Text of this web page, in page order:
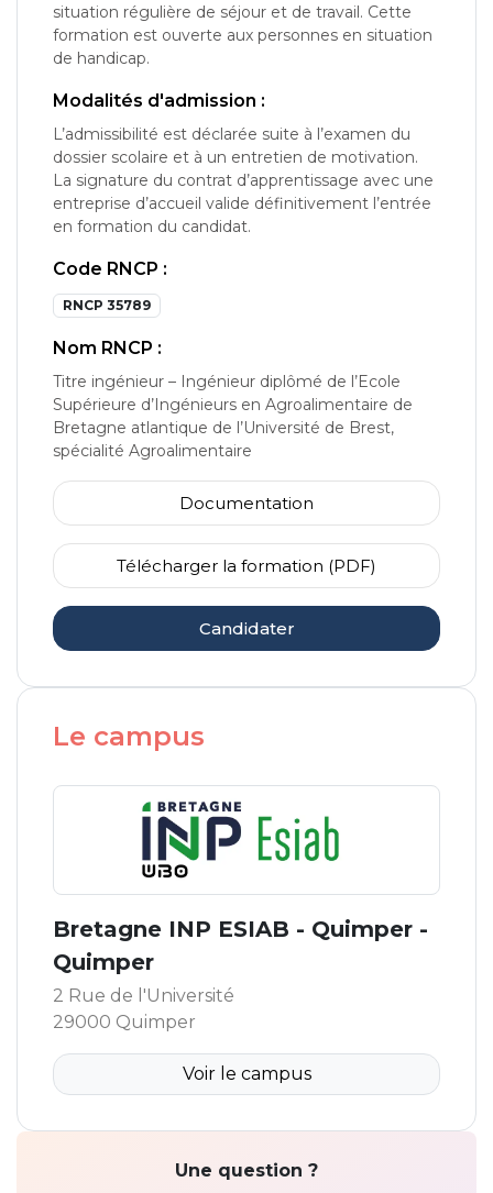
situation régulière de séjour et de travail. Cette
formation est ouverte aux personnes en situation
de handicap.
Modalités d'admission :
L’admissibilité est déclarée suite à l’examen du
dossier scolaire et à un entretien de motivation.
La signature du contrat d’apprentissage avec une
entreprise d’accueil valide définitivement l’entrée
en formation du candidat.
Code RNCP :
RNCP 35789
Nom RNCP :
Titre ingénieur – Ingénieur diplômé de l’Ecole
Supérieure d’Ingénieurs en Agroalimentaire de
Bretagne atlantique de l’Université de Brest,
spécialité Agroalimentaire
Documentation
Télécharger la formation (PDF)
Candidater
Le campus
Bretagne INP ESIAB - Quimper -
Quimper
2 Rue de l'Université
29000 Quimper
Voir le campus
Une question ?